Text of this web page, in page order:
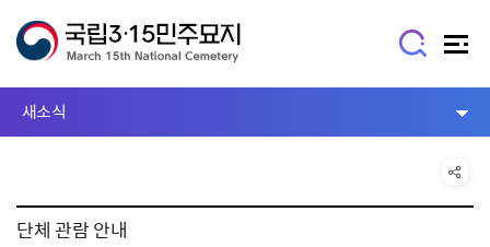
새소식
단체 관람 안내